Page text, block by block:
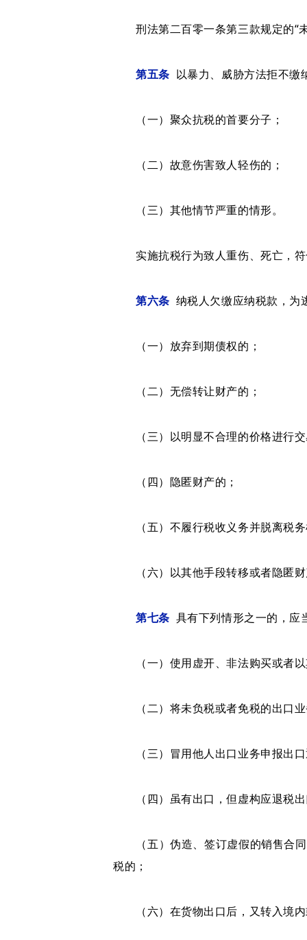
刑法第二百零一条第三款规定的“
第五条 以暴力、威胁方法拒不缴
（一）聚众抗税的首要分子；
（二）故意伤害致人轻伤的；
（三）其他情节严重的情形。
实施抗税行为致人重伤、死亡，符
第六条 纳税人欠缴应纳税款，为
（一）放弃到期债权的；
（二）无偿转让财产的；
（三）以明显不合理的价格进行交
（四）隐匿财产的；
（五）不履行税收义务并脱离税务
（六）以其他手段转移或者隐匿财
第七条 具有下列情形之一的，应
（一）使用虚开、非法购买或者以
（二）将未负税或者免税的出口业
（三）冒用他人出口业务申报出口
（四）虽有出口，但虚构应退税出
（五）伪造、签订虚假的销售合同
税的；
（六）在货物出口后，又转入境内